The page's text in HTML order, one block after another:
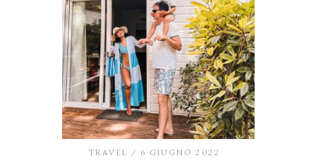
TRAVEL 6 GIUGNO 2022